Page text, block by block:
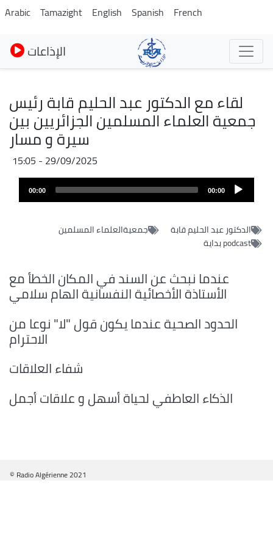
Pasar
al
contenido
principal
Arabic Tamazight English Spanish French
الإذاعات
لقاء مع الدكتور عبد الحليم قابة رئيس
جمعية العلماء المسلمين الجزائريين بين
سيرة و مسار
29/09/2025 - 15:05
Archivo
audio
00:00
00:00
الدكتور عبد الحليم قابة
جمعيةالعلماء المسلمين
podcast بداية
عندما نبحث عن السند في المكان الخطأ مع
الأستاذة الأخصائية النفسانية الهام سلامي
الحدود الصحية عندما يكون قول "لا" نوعا من
الاحترام
شفاء العلاقات
الذكاء العاطفي لحياة أسهل و علاقات أجمل
© Radio Algérienne 2021